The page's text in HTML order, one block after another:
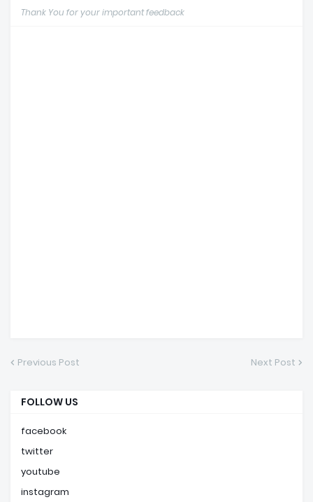
Thank You for your important feedback
Previous Post Next Post
FOLLOW US
facebook
twitter
youtube
instagram